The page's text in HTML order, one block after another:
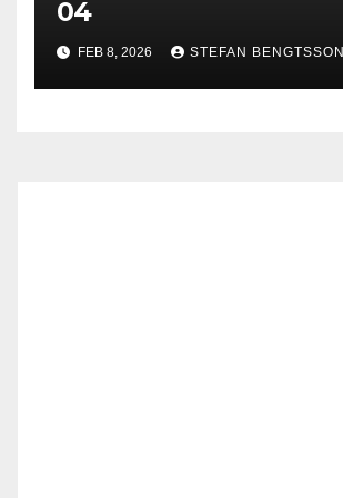
04
FEB 8, 2026 STEFAN BENGTSSON